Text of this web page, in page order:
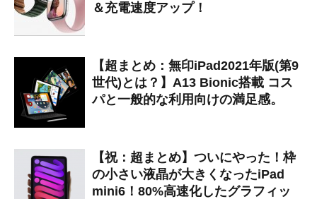
＆充電速度アップ！
【超まとめ：無印iPad2021年版(第9
世代)とは？】A13 Bionic搭載 コス
パと一般的な利用向けの満足感。
【祝：超まとめ】ついにやった！枠
の小さい液晶が大きくなったiPad
mini6！80%高速化したグラフィッ